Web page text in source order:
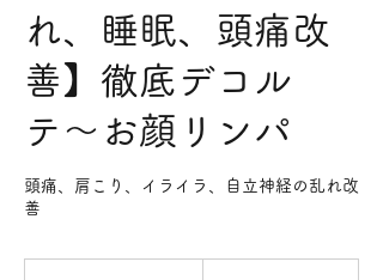
れ、睡眠、頭痛改
善】徹底デコル
テ〜お顔リンパ
頭痛、肩こり、イライラ、自立神経の乱れ改
善